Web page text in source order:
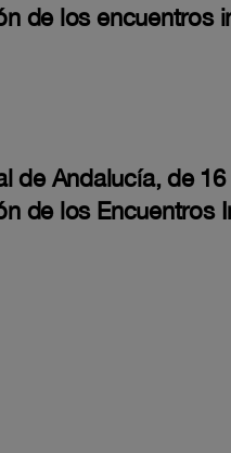
de los encuentros
Andalucía, de
de los Encuentros